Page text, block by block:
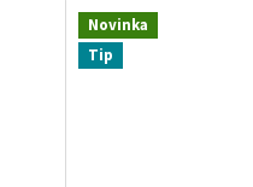
Novinka
Tip